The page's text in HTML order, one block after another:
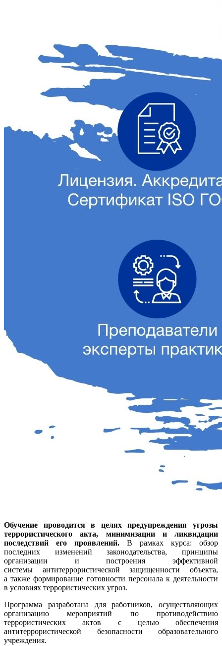
Обучение проводится в целях предупреждения угрозы
террористического акта, минимизации и ликвидации
последствий его проявлений. В рамках курса: обзор
последних изменений законодательства, принципы
организации и построения эффективной
системы антитеррористической защищенности объекта,
а также формирование готовности персонала к деятельности
в условиях террористических угроз.
Программа разработана для работников, осуществляющих
организацию мероприятий по противодействию
террористических актов с целью обеспечения
антитеррористической безопасности образовательного
учреждения.